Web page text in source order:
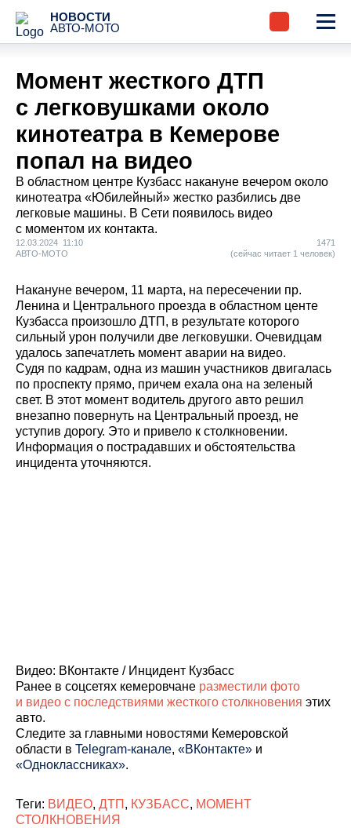
НОВОСТИ
АВТО-МОТО
Момент жесткого ДТП
с легковушками около
кинотеатра в Кемерове
попал на видео
В областном центре Кузбасс накануне вечером около
кинотеатра «Юбилейный» жестко разбились две
легковые машины. В Сети появилось видео
с моментом их контакта.
12.03.2024 11:10
АВТО-МОТО
1471
(сейчас читает 1 человек)
Накануне вечером, 11 марта, на пересечении пр.
Ленина и Центрального проезда в областном центе
Кузбасса произошло ДТП, в результате которого
сильный урон получили две легковушки. Очевидцам
удалось запечатлеть момент аварии на видео.
Судя по кадрам, одна из машин участников двигалась
по проспекту прямо, причем ехала она на зеленый
свет. В этот момент водитель другого авто решил
внезапно повернуть на Центральный проезд, не
уступив дорогу. Это и привело к столкновении.
Информация о пострадавших и обстоятельства
инцидента уточняются.
Видео: ВКонтакте / Инцидент Кузбасс
Ранее в соцсетях кемеровчане разместили фото
и видео с последствиями жесткого столкновения этих
авто.
Cледите за главными новостями Кемеровской
области в Telegram-канале, «ВКонтакте» и
«Одноклассниках».
Теги: ВИДЕО, ДТП , КУЗБАСС, МОМЕНТ
СТОЛКНОВЕНИЯ